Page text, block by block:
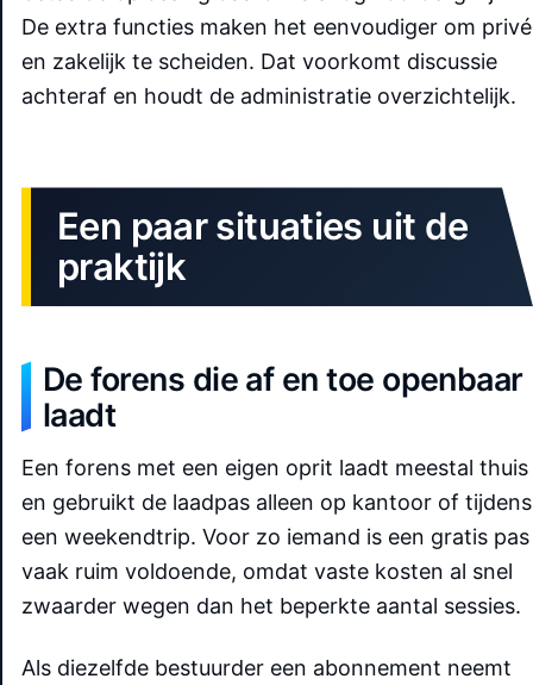
De extra functies maken het eenvoudiger om privé
en zakelijk te scheiden. Dat voorkomt discussie
achteraf en houdt de administratie overzichtelijk.
Een paar situaties uit de
praktijk
De forens die af en toe openbaar
laadt
Een forens met een eigen oprit laadt meestal thuis
en gebruikt de laadpas alleen op kantoor of tijdens
een weekendtrip. Voor zo iemand is een gratis pas
vaak ruim voldoende, omdat vaste kosten al snel
zwaarder wegen dan het beperkte aantal sessies.
Als diezelfde bestuurder een abonnement neemt